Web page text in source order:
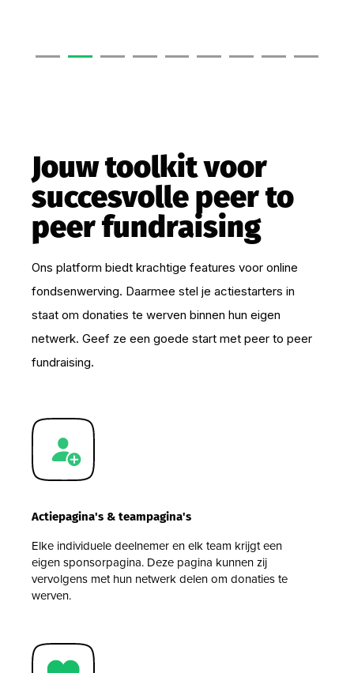
Jouw toolkit voor
succesvolle peer to
peer fundraising
Ons platform biedt krachtige features voor online
fondsenwerving. Daarmee stel je actiestarters in
staat om donaties te werven binnen hun eigen
netwerk. Geef ze een goede start met peer to peer
fundraising.
Actiepagina's & teampagina's
Elke individuele deelnemer en elk team krijgt een
eigen sponsorpagina. Deze pagina kunnen zij
vervolgens met hun netwerk delen om donaties te
werven.